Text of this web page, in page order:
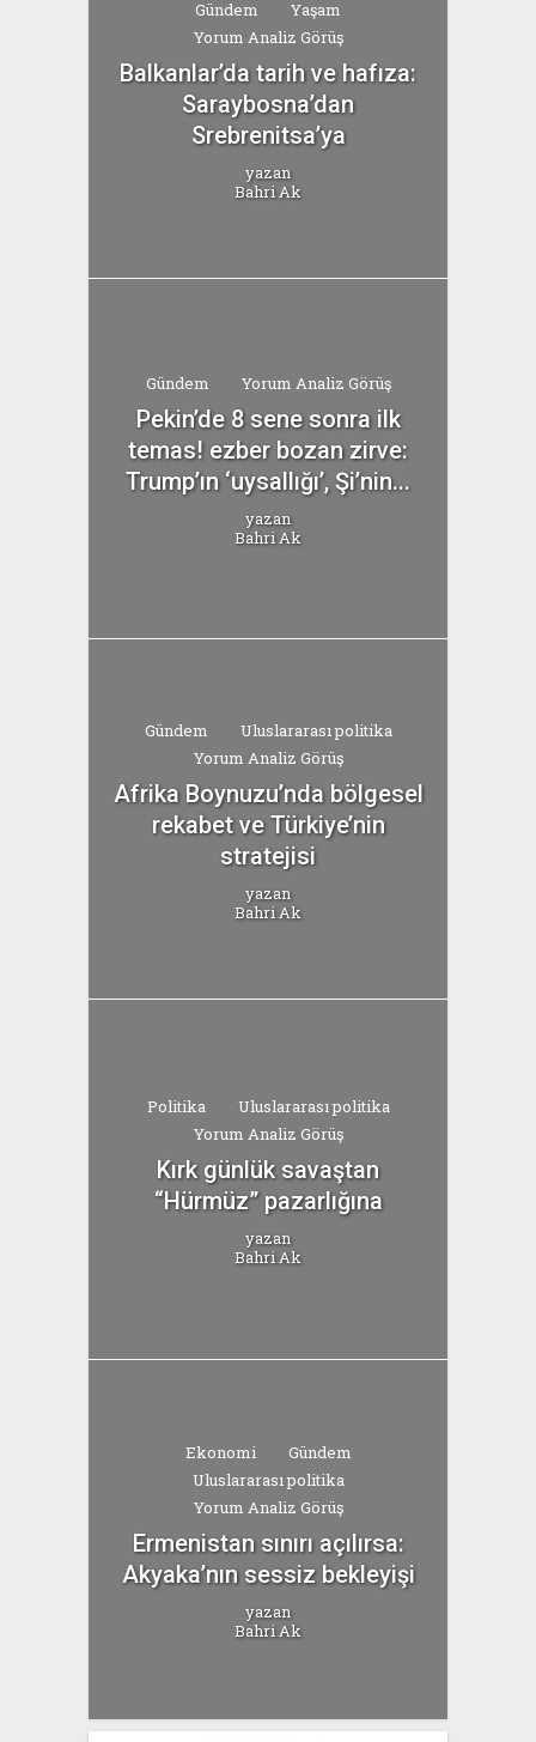
Gündem
Yaşam
Yorum Analiz Görüş
Balkanlar’da tarih ve hafıza:
Saraybosna’dan
Srebrenitsa’ya
yazan
Bahri Ak
Gündem Yorum Analiz Görüş
Pekin’de 8 sene sonra ilk
temas! ezber bozan zirve:
Trump’ın ‘uysallığı’, Şi’nin...
yazan
Bahri Ak
Gündem
Uluslararası politika
Yorum Analiz Görüş
Afrika Boynuzu’nda bölgesel
rekabet ve Türkiye’nin
stratejisi
yazan
Bahri Ak
Politika
Uluslararası politika
Yorum Analiz Görüş
Kırk günlük savaştan
“Hürmüz” pazarlığına
yazan
Bahri Ak
Ekonomi
Gündem
Uluslararası politika
Yorum Analiz Görüş
Ermenistan sınırı açılırsa:
Akyaka’nın sessiz bekleyişi
yazan
Bahri Ak